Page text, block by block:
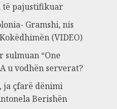
të pajustifikuar
Gramshi, nis
(VIDEO)
sulmuan “One
u vodhën serverat?
ja çfarë dënimi
Berishën